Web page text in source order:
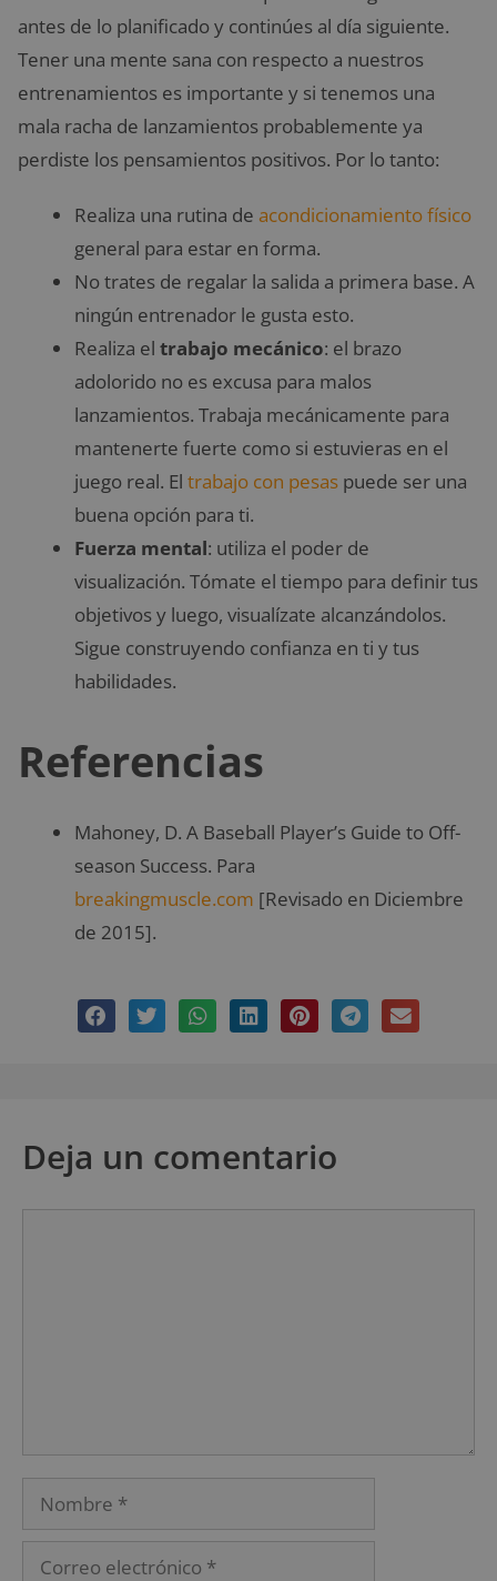
antes de lo planificado y continúes al día siguiente.
Tener una mente sana con respecto a nuestros
entrenamientos es importante y si tenemos una
mala racha de lanzamientos probablemente ya
perdiste los pensamientos positivos. Por lo tanto:
Realiza una rutina de acondicionamiento físico
general para estar en forma.
No trates de regalar la salida a primera base. A
ningún entrenador le gusta esto.
Realiza el trabajo mecánico: el brazo
adolorido no es excusa para malos
lanzamientos. Trabaja mecánicamente para
mantenerte fuerte como si estuvieras en el
juego real. El trabajo con pesas puede ser una
buena opción para ti.
Fuerza mental: utiliza el poder de
visualización. Tómate el tiempo para definir tus
objetivos y luego, visualízate alcanzándolos.
Sigue construyendo confianza en ti y tus
habilidades.
Referencias
Mahoney, D. A Baseball Player’s Guide to Off-
season Success. Para
breakingmuscle.com [Revisado en Diciembre
de 2015].
Deja un comentario